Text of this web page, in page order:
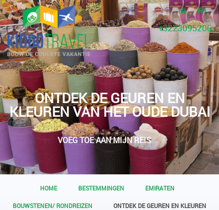
NL FR
+3223095206
ONTDEK DE GEUREN EN
KLEUREN VAN HET OUDE DUBAI
VOEG TOE AAN MIJN REIS
HOME BESTEMMINGEN EMIRATEN
BOUWSTENEN/ RONDREIZEN ONTDEK DE GEUREN EN KLEUREN